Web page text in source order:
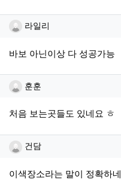
라일리님의 댓글
라일리
바보 아닌이상 다 성공가능
훈훈님의 댓글
훈훈
처음 보는곳들도 있네요 ㅎ
건담님의 댓글
건담
이색장소라는 말이 정확하네